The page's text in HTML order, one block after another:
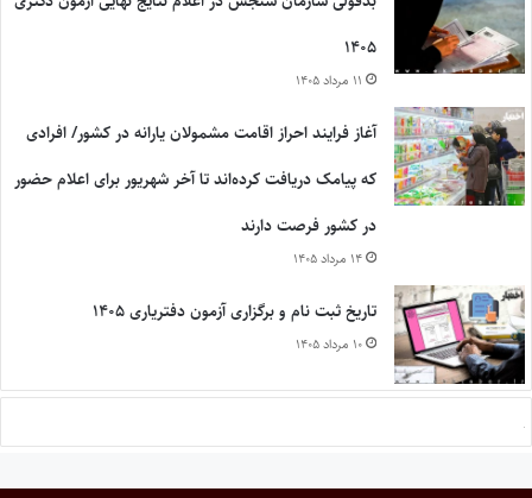
۱۴۰۵
۱۱ مرداد ۱۴۰۵
آغاز فرایند احراز اقامت مشمولان یارانه در کشور/ افرادی
که پیامک دریافت کرده‌اند تا آخر شهریور برای اعلام حضور
در کشور فرصت دارند
۱۴ مرداد ۱۴۰۵
تاریخ ثبت نام و برگزاری آزمون دفتریاری ۱۴۰۵
۱۰ مرداد ۱۴۰۵